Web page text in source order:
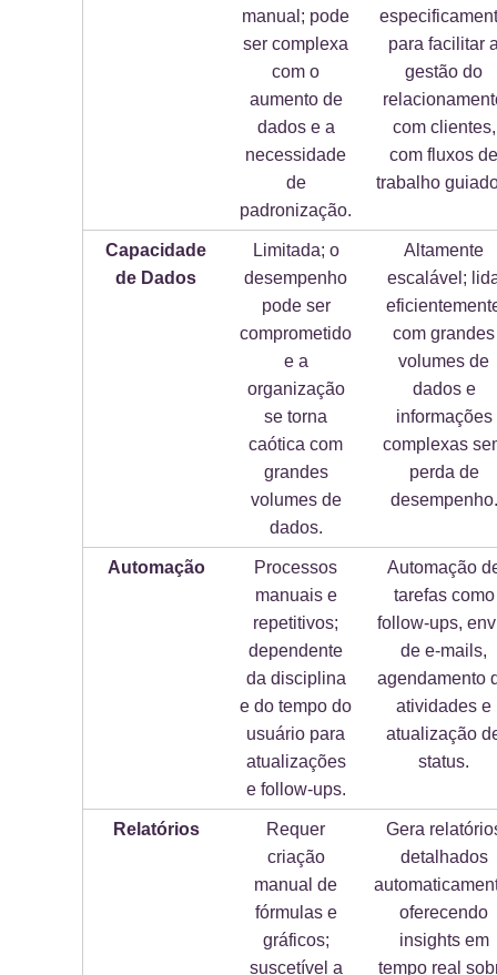
manual; pode
ser complexa
com o
aumento de
dados e a
necessidade
de
padronização.
para facilitar
gestão do
com clientes,
com fluxos de
trabalho
Capacidade
de Dados
Limitada; o
desempenho
pode ser
comprometido
e a
organização
se torna
caótica com
grandes
volumes de
dados.
Altamente
escalável;
com grandes
volumes de
dados e
informações
complexas
perda de
desempenho.
Automação
Processos
manuais e
repetitivos;
dependente
da disciplina
e do tempo do
usuário para
atualizações
e follow-ups.
Automação
tarefas como
follow-ups,
de e-mails,
agendamento
atividades e
atualização
status.
Relatórios
Requer
criação
manual de
fórmulas e
gráficos;
suscetível a
Gera
detalhados
oferecendo
insights em
tempo real